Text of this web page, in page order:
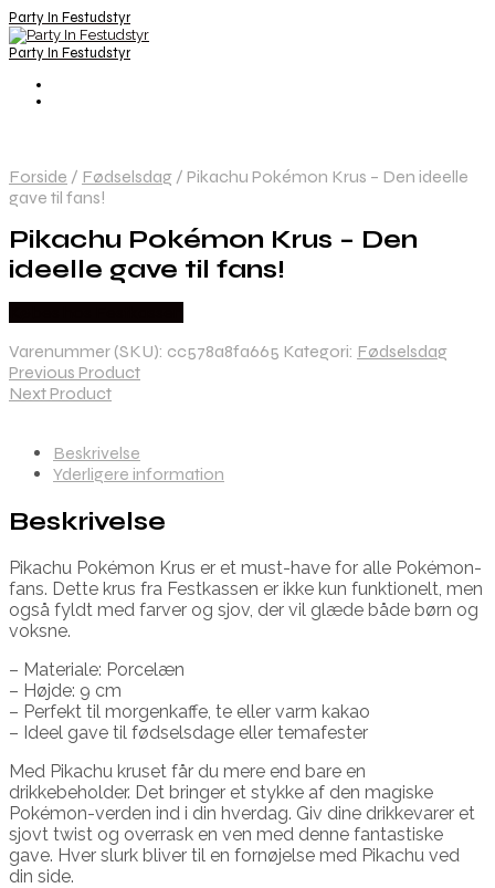
Party In Festudstyr
Party In Festudstyr
Forside / Fødselsdag / Pikachu Pokémon Krus – Den ideelle
gave til fans!
Pikachu Pokémon Krus – Den
ideelle gave til fans!
Varenummer (SKU): cc578a8fa665 Kategori: Fødselsdag
Previous Product
Next Product
Beskrivelse
Yderligere information
Beskrivelse
Pikachu Pokémon Krus er et must-have for alle Pokémon-
fans. Dette krus fra Festkassen er ikke kun funktionelt, men
også fyldt med farver og sjov, der vil glæde både børn og
voksne.
– Materiale: Porcelæn
– Højde: 9 cm
– Perfekt til morgenkaffe, te eller varm kakao
– Ideel gave til fødselsdage eller temafester
Med Pikachu kruset får du mere end bare en
drikkebeholder. Det bringer et stykke af den magiske
Pokémon-verden ind i din hverdag. Giv dine drikkevarer et
sjovt twist og overrask en ven med denne fantastiske
gave. Hver slurk bliver til en fornøjelse med Pikachu ved
din side.